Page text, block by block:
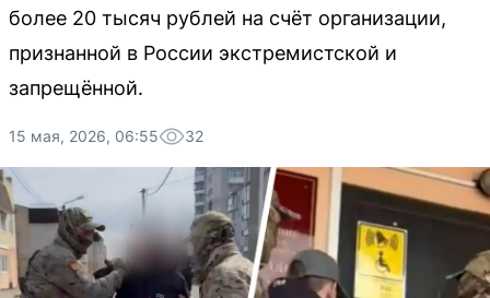
более 20 тысяч рублей на счёт организации,
признанной в России экстремистской и
запрещённой.
15 мая, 2026, 06:55 32